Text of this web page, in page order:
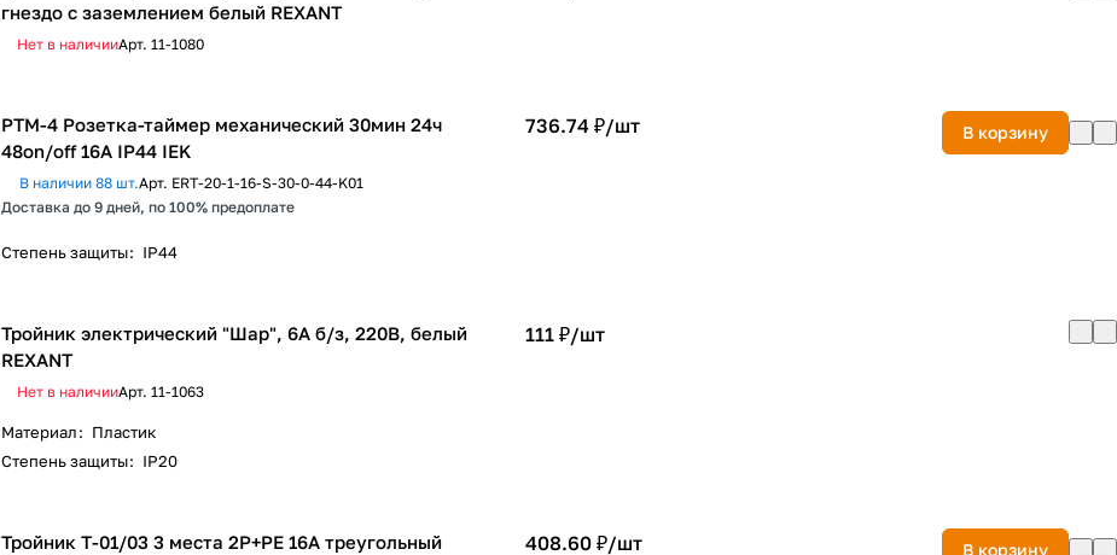
гнездо с заземлением белый REXANT
Нет в наличииАрт. 11-1080
РТМ-4 Розетка-таймер механический 30мин 24ч
48on/off 16А IP44 IEK
В наличии 88 шт.Арт. ERT-20-1-16-S-30-0-44-K01
Доставка до 9 дней, по 100% предоплате
736.74 ₽/шт В корзину
Степень защиты: IP44
Тройник электрический "Шар", 6А б/з, 220В, белый
REXANT
Нет в наличииАрт. 11-1063
111 ₽/шт
Материал: Пластик
Степень защиты: IP20
Тройник Т-01/03 3 места 2P+PE 16А треугольный
408.60 ₽/шт В корзину